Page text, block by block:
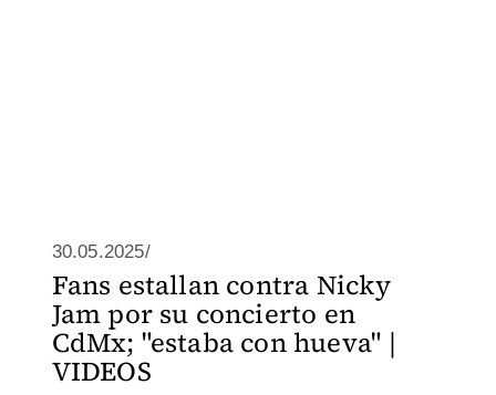
30.05.2025/
Fans estallan contra Nicky
Jam por su concierto en
CdMx; "estaba con hueva" |
VIDEOS